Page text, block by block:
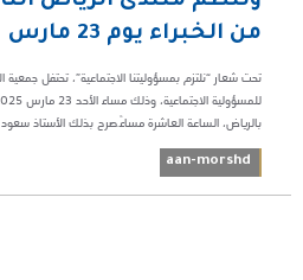
من الخبراء يوم 23 مارس
تحت شعار “نلتزم بمسؤوليتنا الاجتماعية”، تحتفل
بالرياض، الساعة العاشرة مساءً.صرح بذلك الأستاذ
aan-morshd